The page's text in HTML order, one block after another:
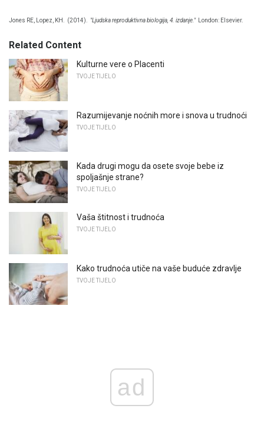
Jones RE, Lopez, KH. (2014). "Ljudska reproduktivna biologija, 4. izdanje." London: Elsevier.
Related Content
Kulturne vere o Placenti
TVOJE TIJELO
Razumijevanje noćnih more i snova u trudnoći
TVOJE TIJELO
Kada drugi mogu da osete svoje bebe iz
spoljašnje strane?
TVOJE TIJELO
Vaša štitnost i trudnoća
TVOJE TIJELO
Kako trudnoća utiče na vaše buduće zdravlje
TVOJE TIJELO
ad